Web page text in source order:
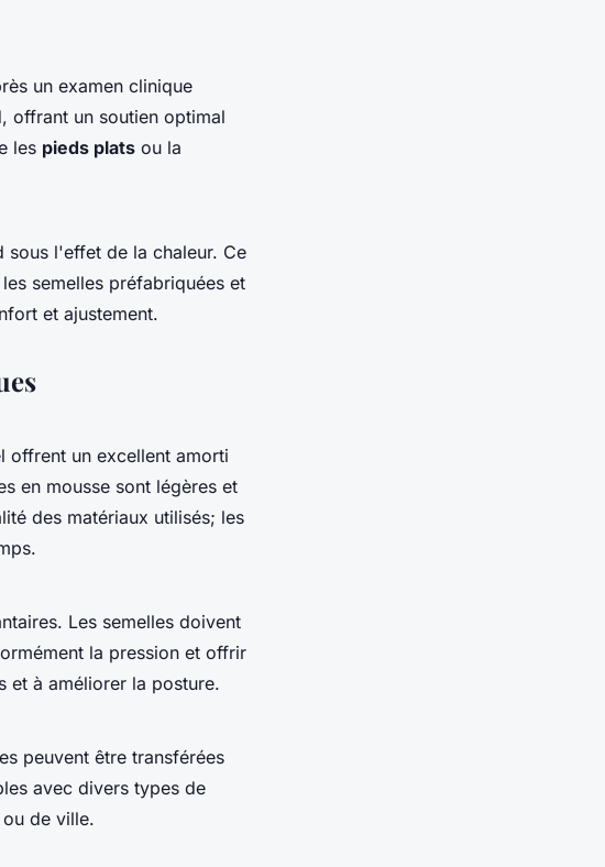
un examen clinique
offrant un soutien optimal
les pieds plats ou la
l'effet de la chaleur. Ce
semelles préfabriquées et
et ajustement.
offrent un excellent amorti
en mousse sont légères et
des matériaux utilisés; les
Les semelles doivent
la pression et offrir
et à améliorer la posture.
peuvent être transférées
avec divers types de
de ville.